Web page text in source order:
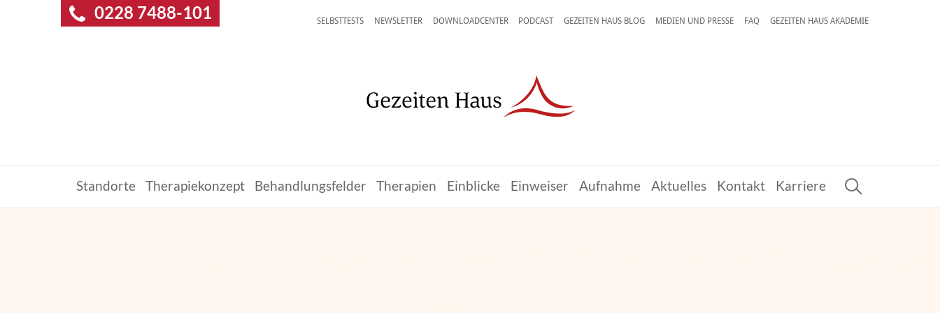
SELBSTTESTS NEWSLETTER DOWNLOADCENTER PODCAST GEZEITEN HAUS BLOG MEDIEN UND PRESSE FAQ GEZEITEN HAUS AKADEMIE
0228 7488-101
Standorte Therapiekonzept Behandlungsfelder Therapien Einblicke Einweiser Aufnahme Aktuelles Kontakt Karriere